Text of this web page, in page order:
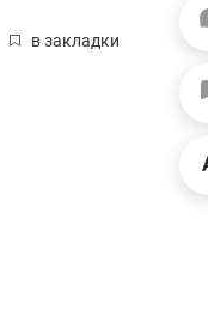
в закладки
«Не зная
потерять